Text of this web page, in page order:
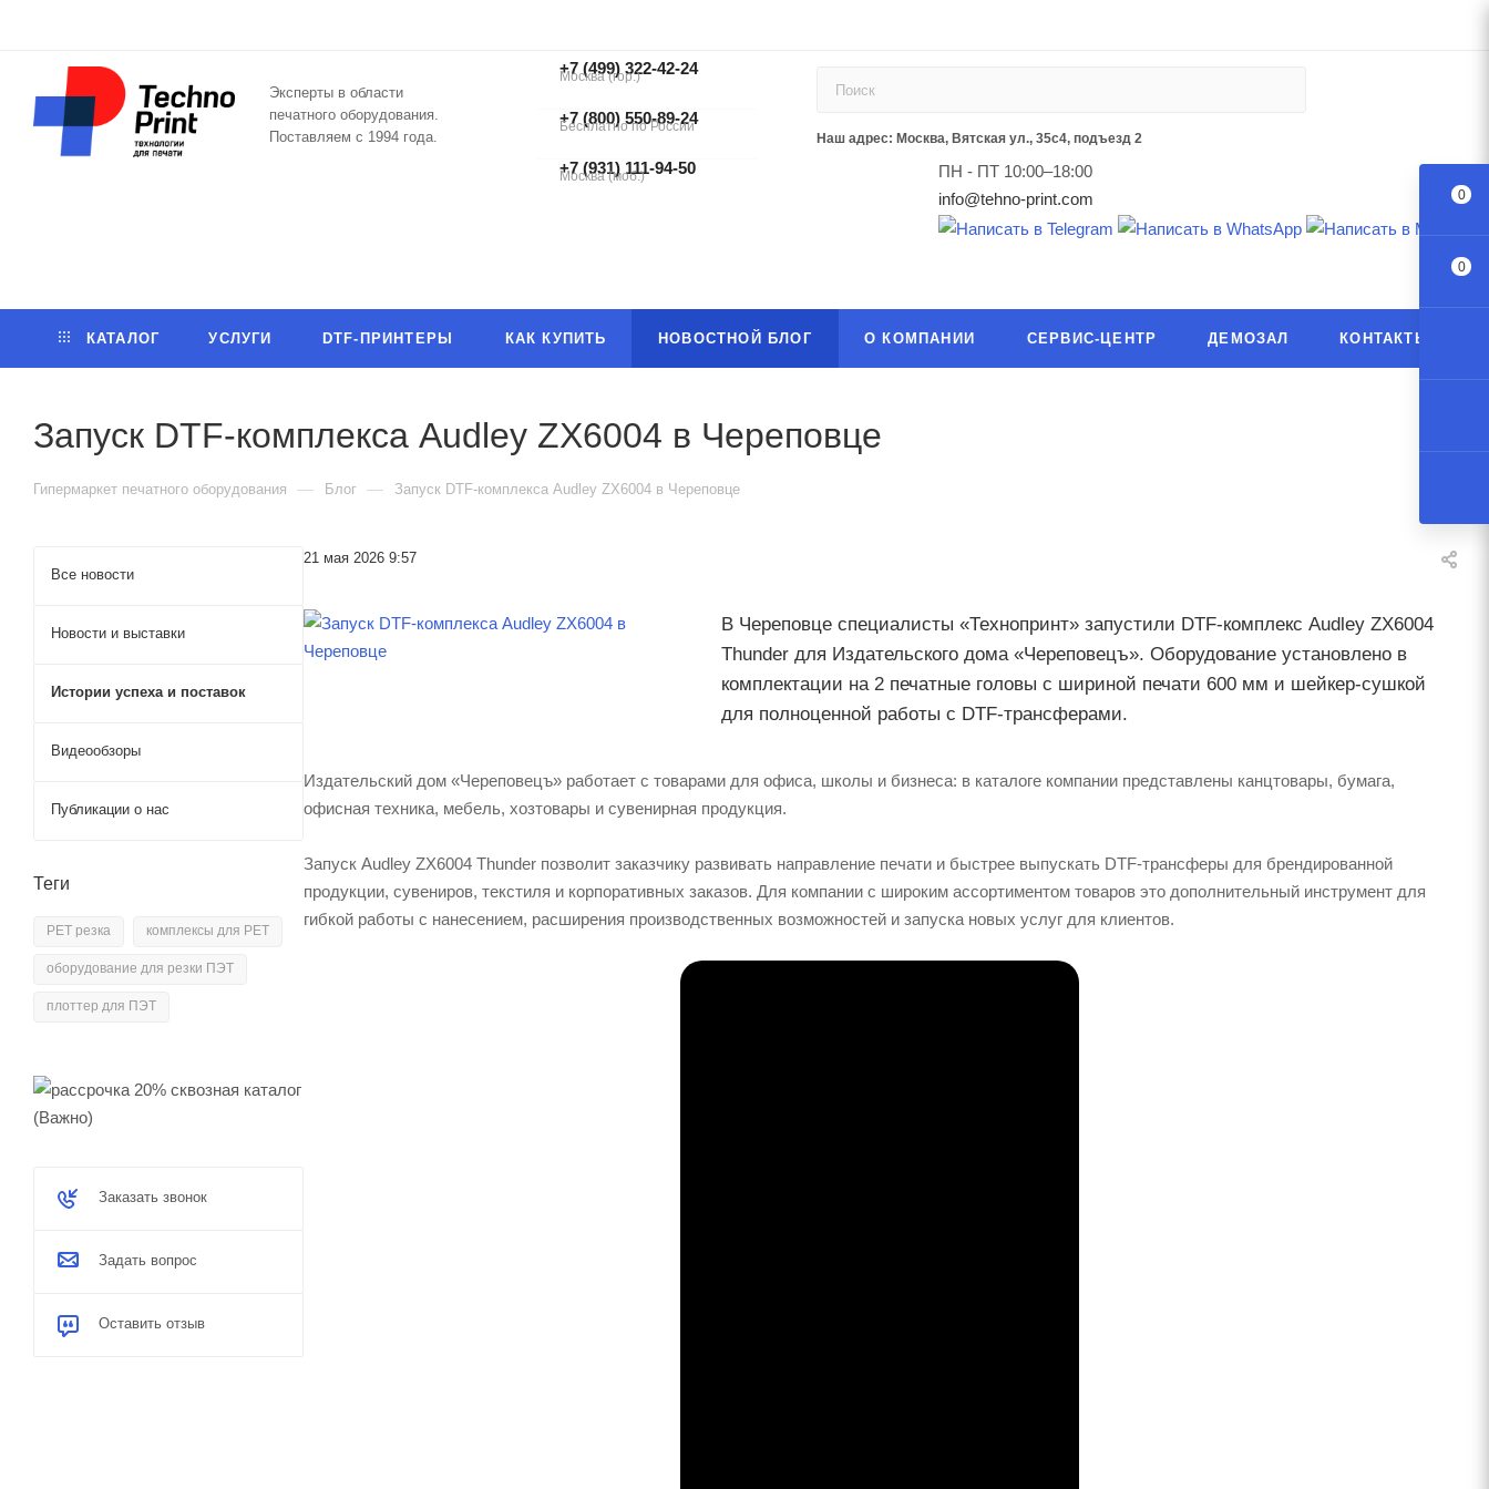
Эксперты в области
печатного оборудования.
Поставляем с 1994 года.
+7 (499) 322-42-24
Москва (гор.)
+7 (800) 550-89-24
Бесплатно по России
+7 (931) 111-94-50
Москва (моб.)
ЗАКАЗАТЬ ЗВОНОК
Наш адрес: Москва, Вятская ул., 35с4, подъезд 2
ПН - ПТ 10:00–18:00
info@tehno-print.com
КАТАЛОГ УСЛУГИ DTF-ПРИНТЕРЫ КАК КУПИТЬ НОВОСТНОЙ БЛОГ О КОМПАНИИ СЕРВИС-ЦЕНТР ДЕМОЗАЛ КОНТАКТЫ
Запуск DTF-комплекса Audley ZX6004 в Череповце
Гипермаркет печатного оборудования — Блог — Запуск DTF-комплекса Audley ZX6004 в Череповце
21 мая 2026 9:57
В Череповце специалисты «Технопринт» запустили DTF-комплекс Audley ZX6004
Thunder для Издательского дома «Череповецъ». Оборудование установлено в
комплектации на 2 печатные головы с шириной печати 600 мм и шейкер-сушкой
для полноценной работы с DTF-трансферами.
Издательский дом «Череповецъ» работает с товарами для офиса, школы и бизнеса: в каталоге компании представлены канцтовары, бумага,
офисная техника, мебель, хозтовары и сувенирная продукция.
Запуск Audley ZX6004 Thunder позволит заказчику развивать направление печати и быстрее выпускать DTF-трансферы для брендированной
продукции, сувениров, текстиля и корпоративных заказов. Для компании с широким ассортиментом товаров это дополнительный инструмент для
гибкой работы с нанесением, расширения производственных возможностей и запуска новых услуг для клиентов.
Все новости
Новости и выставки
Истории успеха и поставок
Видеообзоры
Публикации о нас
Теги
PET резка комплексы для PET
оборудование для резки ПЭТ
плоттер для ПЭТ
Заказать звонок
Задать вопрос
Оставить отзыв
0
0